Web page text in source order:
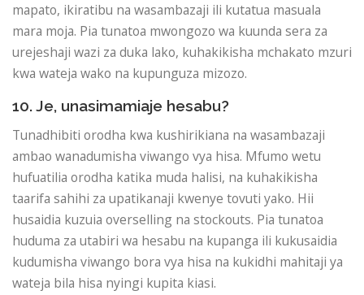
mapato, ikiratibu na wasambazaji ili kutatua masuala
mara moja. Pia tunatoa mwongozo wa kuunda sera za
urejeshaji wazi za duka lako, kuhakikisha mchakato mzuri
kwa wateja wako na kupunguza mizozo.
10. Je, unasimamiaje hesabu?
Tunadhibiti orodha kwa kushirikiana na wasambazaji
ambao wanadumisha viwango vya hisa. Mfumo wetu
hufuatilia orodha katika muda halisi, na kuhakikisha
taarifa sahihi za upatikanaji kwenye tovuti yako. Hii
husaidia kuzuia overselling na stockouts. Pia tunatoa
huduma za utabiri wa hesabu na kupanga ili kukusaidia
kudumisha viwango bora vya hisa na kukidhi mahitaji ya
wateja bila hisa nyingi kupita kiasi.